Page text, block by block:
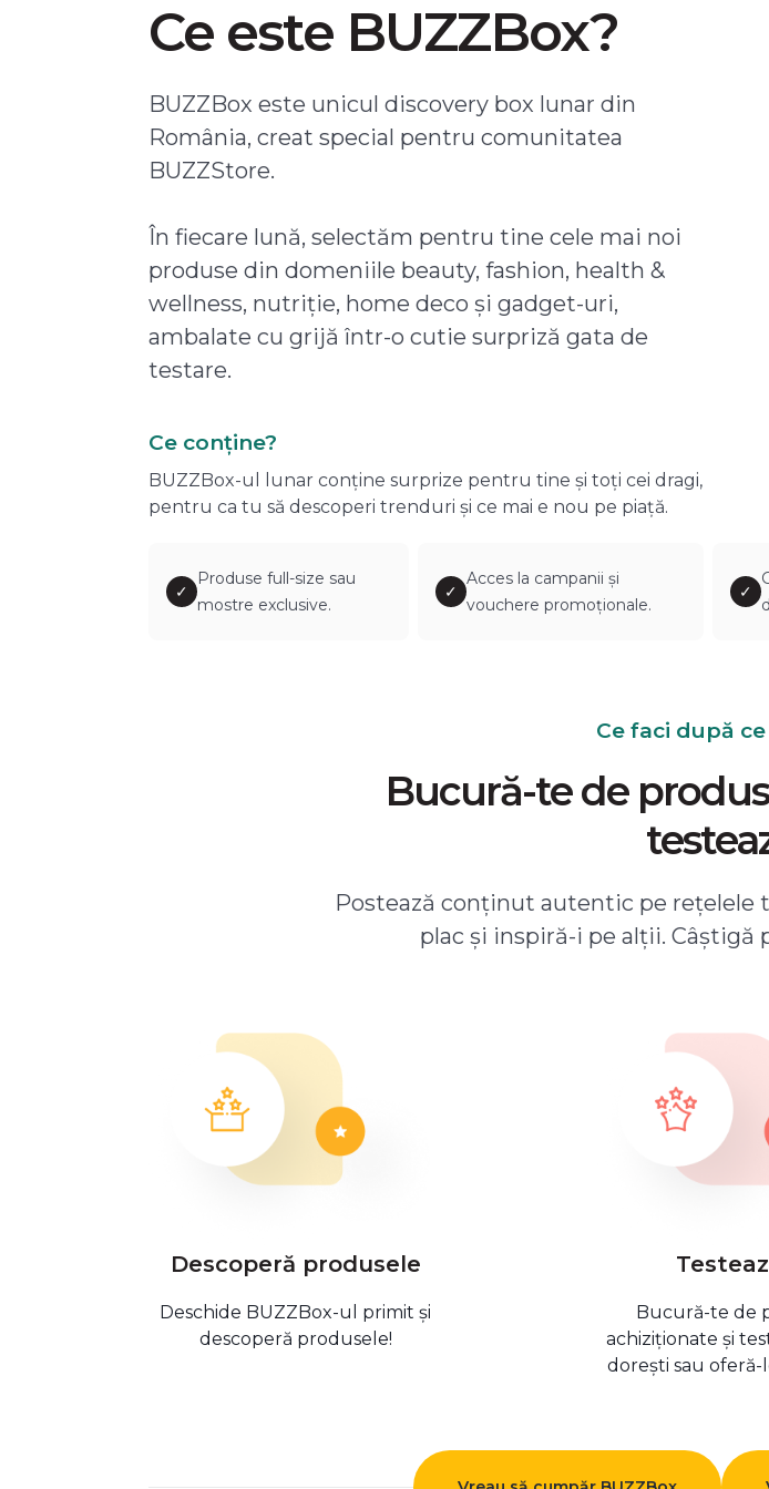
Ce este BUZZBox?
BUZZBox este unicul discovery box lunar din
România, creat special pentru comunitatea
BUZZStore.
În fiecare lună, selectăm pentru tine cele mai noi
produse din domeniile beauty, fashion, health &
wellness, nutriție, home deco și gadget-uri,
ambalate cu grijă într-o cutie surpriză gata de
testare.
Ce conține?
BUZZBox-ul lunar conține surprize pentru tine și toți cei dragi,
pentru ca tu să descoperi trenduri și ce mai e nou pe piață.
✓
Produse full-size sau
mostre exclusive.
✓
Acces la campanii și
vouchere promoționale.
✓
Ce faci după
Bucură-te de
Postează conținut autentic pe rețelele
plac și inspiră-i pe alții. Câștigă
Descoperă produsele
Deschide BUZZBox-ul primit și
descoperă produsele!
Bucură-te de
achiziționate și
dorești sau oferă-